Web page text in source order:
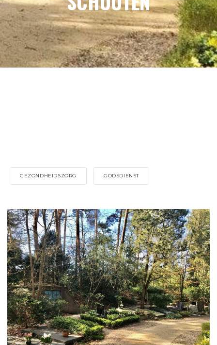
GEZONDHEIDSZORG GODSDIENST